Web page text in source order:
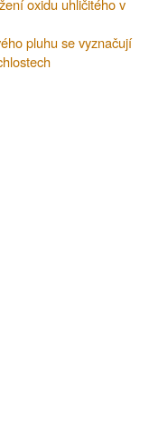
oxidu uhličitého v
pluhu se vyznačují